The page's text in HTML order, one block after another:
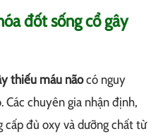
đốt sống cổ gây
thiếu máu nãocó nguy
Các chuyên gia nhận định,
cấp đủ oxy và dưỡng chất từ